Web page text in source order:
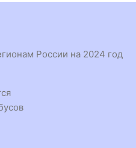
России на 2024 год